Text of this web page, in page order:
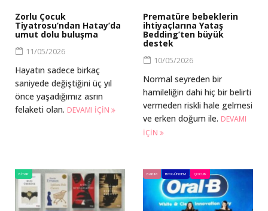
Zorlu Çocuk
Tiyatrosu’ndan Hatay’da
umut dolu buluşma
11/05/2026
Hayatın sadece birkaç
saniyede değiştiğini üç yıl
önce yaşadığımız asrın
felaketi olan. DEVAMI IÇIN
Prematüre bebeklerin
ihtiyaçlarına Yataş
Bedding’ten büyük
destek
10/05/2026
Normal seyreden bir
hamileliğin dahi hiç bir belirti
vermeden riskli hale gelmesi
ve erken doğum ile. DEVAMI
IÇIN
KITAP BAKIM BM GÜNDEM ÇOCUK